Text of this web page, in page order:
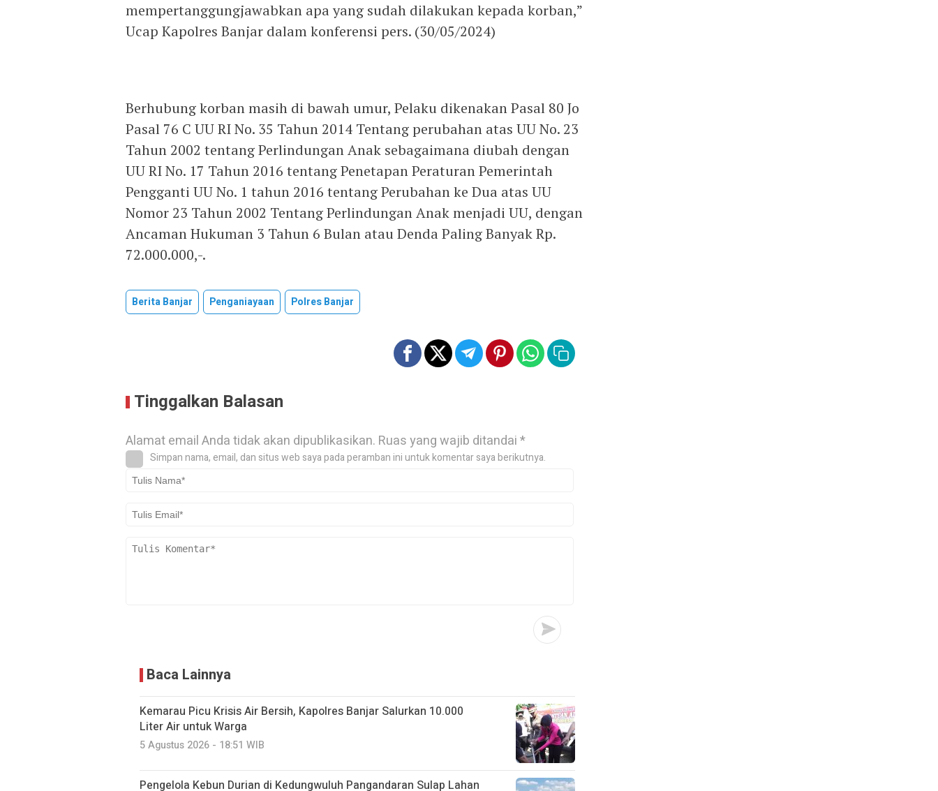
mempertanggungjawabkan apa yang sudah dilakukan kepada korban,”
Ucap Kapolres Banjar dalam konferensi pers. (30/05/2024)
Berhubung korban masih di bawah umur, Pelaku dikenakan Pasal 80 Jo
Pasal 76 C UU RI No. 35 Tahun 2014 Tentang perubahan atas UU No. 23
Tahun 2002 tentang Perlindungan Anak sebagaimana diubah dengan
UU RI No. 17 Tahun 2016 tentang Penetapan Peraturan Pemerintah
Pengganti UU No. 1 tahun 2016 tentang Perubahan ke Dua atas UU
Nomor 23 Tahun 2002 Tentang Perlindungan Anak menjadi UU, dengan
Ancaman Hukuman 3 Tahun 6 Bulan atau Denda Paling Banyak Rp.
72.000.000,-.
Berita Banjar Penganiayaan Polres Banjar
Tinggalkan Balasan
Alamat email Anda tidak akan dipublikasikan. Ruas yang wajib ditandai*
Simpan nama, email, dan situs web saya pada peramban ini untuk komentar saya berikutnya.
Baca Lainnya
Kemarau Picu Krisis Air Bersih, Kapolres Banjar Salurkan 10.000
Liter Air untuk Warga
5 Agustus 2026 - 18:51 WIB
Pengelola Kebun Durian di Kedungwuluh Pangandaran Sulap Lahan